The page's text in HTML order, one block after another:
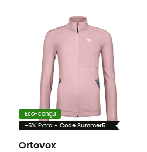
Eco-conçu
-5% Extra - Code Summer5
Ortovox